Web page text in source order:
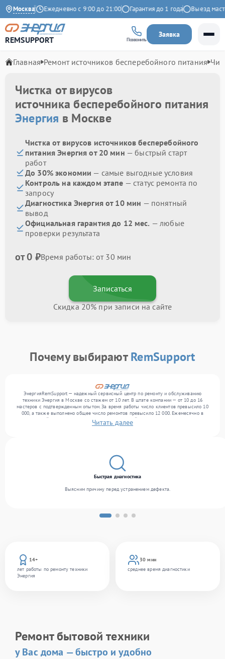
Москва
Яндекс Ежедневно с 9:00 до 21:00 Гарантия до 1 года Выезд
REMSUPPORT Позвонить
Заявка
Главная Ремонт источников бесперебойного питания
Чистка от вирусов
источника бесперебойного питания
Энергия в Москве
Чистка от вирусов источников бесперебойного
питания Энергия от 20 мин — быстрый старт
работ
До 30% экономии — самые выгодные условия
Контроль на каждом этапе — статус ремонта по
запросу
Диагностика Энергия от 10 мин — понятный
вывод
Официальная гарантия до 12 мес. — любые
проверки результата
от 0 ₽Время работы: от 30 мин
Записаться
Скидка 20% при записи на сайте
Почему выбираютRemSupport
ЭнергияRemSupport — надежный сервисный центр по ремонту и обслуживанию
техники Энергия в Москве со стажем от 10 лет. В штате компании — от 10 до 16
мастеров с подтвержденным опытом. За время работы число клиентов превысило 10
000, а также выполнено общее число ремонтов превысило 12 000. Ежемесячно в
сервисный центр поступает более 300 обращений, включая , , . Мы работаем с
широким спектром неисправностей и предлагаем стабильный уровень сервиса
Читать далее
14+
лет работы по ремонту техники
Энергия
30 мин
среднее время диагностики
Быстрая диагностика
Выясним причину перед устранением дефекта.
Ремонт бытовой техники
у Вас дома — быстро и удобно